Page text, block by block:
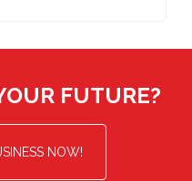
FUTURE?
NOW!